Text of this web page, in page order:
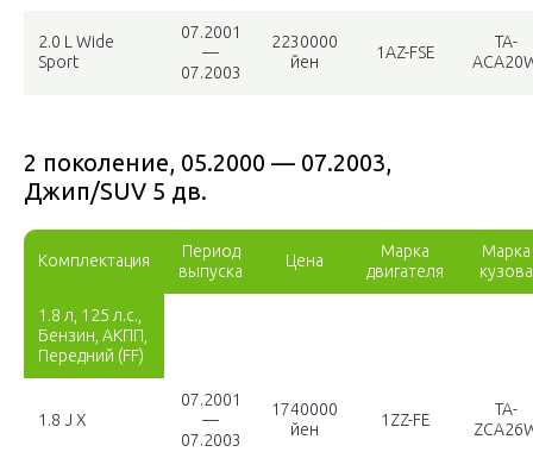
2.0 L Wide
Sport
07.2001
—
07.2003
2230000
йен
1AZ-FSE
TA-
2 поколение, 05.2000 — 07.2003,
Джип/SUV 5 дв.
Комплектация
Период
выпуска
Цена
Марка
двигателя
Марка
кузова
1.8 л, 125 л.с.,
Бензин, АКПП,
Передний (FF)
1.8 J X
07.2001
—
07.2003
1740000
йен
1ZZ-FE
TA-